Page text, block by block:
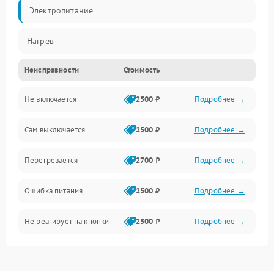
Электропитание
Нагрев
Неисправности Стоимость
Не включается 2500 ₽ Подробнее →
Сам выключается 2500 ₽ Подробнее →
Перегревается 2700 ₽ Подробнее →
Ошибка питания 2500 ₽ Подробнее →
Не реагирует на кнопки 2500 ₽ Подробнее →